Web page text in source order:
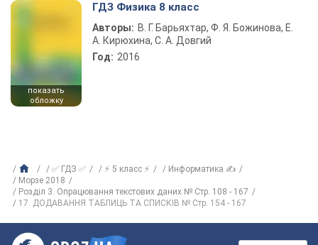
показать
обложку
ГДЗ Физика 8 класс
Авторы: В. Г. Барьяхтар, Ф. Я. Божинова, Е.
А. Кирюхина, С. А. Довгий
Год: 2016
✅ ГДЗ ✅ ⚡ 5 класс ⚡
Информатика ✍
Морзе 2018
Розділ 3. Опрацювання текстових даних № Стр. 108 - 167
17. ДОДАВАННЯ ТАБЛИЦЬ ТА СПИСКІВ № Стр. 154 - 167